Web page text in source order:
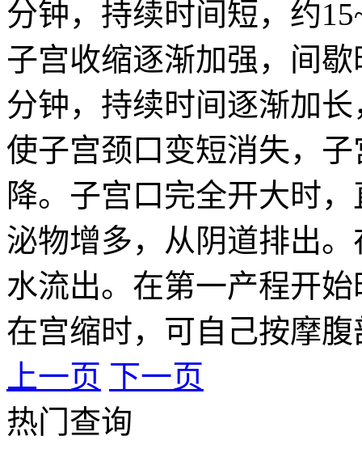
分钟，持续时间短，约
子宫收缩逐渐加强，间
分钟，持续时间逐渐加
使子宫颈口变短消失，
降。子宫口完全开大时
泌物增多，从阴道排出
水流出。在第一产程开
在宫缩时，可自己按摩
上一页 下一页
热门查询